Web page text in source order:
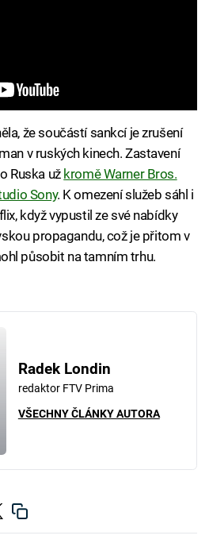
že součástí sankcí je zrušení
v ruských kinech. Zastavení
Ruska už kromě Warner Bros.
Sony. K omezení služeb sáhl i
když vypustil ze své nabídky
propagandu, což je přitom v
působit na tamním trhu.
Radek Londin
redaktor FTV Prima
VŠECHNY ČLÁNKY AUTORA